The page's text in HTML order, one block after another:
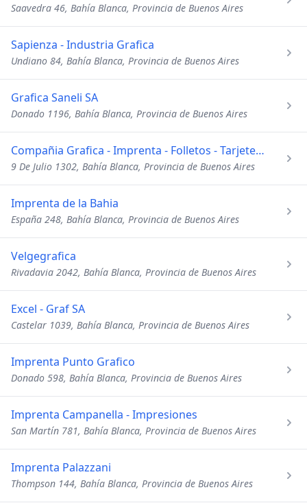
Saavedra 46, Bahía Blanca, Provincia de Buenos Aires
Sapienza - Industria Grafica
Undiano 84, Bahía Blanca, Provincia de Buenos Aires
Grafica Saneli SA
Donado 1196, Bahía Blanca, Provincia de Buenos Aires
Compañia Grafica - Imprenta - Folletos - Tarjeteria - Papeleria Comercial
9 De Julio 1302, Bahía Blanca, Provincia de Buenos Aires
Imprenta de la Bahia
España 248, Bahía Blanca, Provincia de Buenos Aires
Velgegrafica
Rivadavia 2042, Bahía Blanca, Provincia de Buenos Aires
Excel - Graf SA
Castelar 1039, Bahía Blanca, Provincia de Buenos Aires
Imprenta Punto Grafico
Donado 598, Bahía Blanca, Provincia de Buenos Aires
Imprenta Campanella - Impresiones
San Martín 781, Bahía Blanca, Provincia de Buenos Aires
Imprenta Palazzani
Thompson 144, Bahía Blanca, Provincia de Buenos Aires